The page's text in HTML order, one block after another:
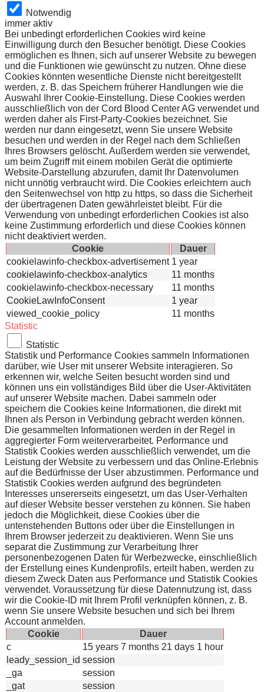
Notwendig
immer aktiv
Bei unbedingt erforderlichen Cookies wird keine
Einwilligung durch den Besucher benötigt. Diese Cookies
ermöglichen es Ihnen, sich auf unserer Website zu bewegen
und die Funktionen wie gewünscht zu nutzen. Ohne diese
Cookies könnten wesentliche Dienste nicht bereitgestellt
werden, z. B. das Speichern früherer Handlungen wie die
Auswahl Ihrer Cookie-Einstellung. Diese Cookies werden
ausschließlich von der Cord Blood Center AG verwendet und
werden daher als First-Party-Cookies bezeichnet. Sie
werden nur dann eingesetzt, wenn Sie unsere Website
besuchen und werden in der Regel nach dem Schließen
Ihres Browsers gelöscht. Außerdem werden sie verwendet,
um beim Zugriff mit einem mobilen Gerät die optimierte
Website-Darstellung abzurufen, damit Ihr Datenvolumen
nicht unnötig verbraucht wird. Die Cookies erleichtern auch
den Seitenwechsel von http zu https, so dass die Sicherheit
der übertragenen Daten gewährleistet bleibt. Für die
Verwendung von unbedingt erforderlichen Cookies ist also
keine Zustimmung erforderlich und diese Cookies können
nicht deaktiviert werden.
Cookie
Dauer
cookielawinfo-checkbox-advertisement 1 year
cookielawinfo-checkbox-analytics
11 months
cookielawinfo-checkbox-necessary
11 months
CookieLawInfoConsent
1 year
viewed_cookie_policy
11 months
Statistic
Statistic
Statistik und Performance Cookies sammeln Informationen
darüber, wie User mit unserer Website interagieren. So
erkennen wir, welche Seiten besucht worden sind und
können uns ein vollständiges Bild über die User-Aktivitäten
auf unserer Website machen. Dabei sammeln oder
speichern die Cookies keine Informationen, die direkt mit
Ihnen als Person in Verbindung gebracht werden können.
Die gesammelten Informationen werden in der Regel in
aggregierter Form weiterverarbeitet. Performance und
Statistik Cookies werden ausschließlich verwendet, um die
Leistung der Website zu verbessern und das Online-Erlebnis
auf die Bedürfnisse der User abzustimmen. Performance und
Statistik Cookies werden aufgrund des begründeten
Interesses unsererseits eingesetzt, um das User-Verhalten
auf dieser Website besser verstehen zu können. Sie haben
jedoch die Möglichkeit, diese Cookies über die
untenstehenden Buttons oder über die Einstellungen in
Ihrem Browser jederzeit zu deaktivieren. Wenn Sie uns
separat die Zustimmung zur Verarbeitung Ihrer
personenbezogenen Daten für Werbezwecke, einschließlich
der Erstellung eines Kundenprofils, erteilt haben, werden zu
diesem Zweck Daten aus Performance und Statistik Cookies
verwendet. Voraussetzung für diese Datennutzung ist, dass
wir die Cookie-ID mit Ihrem Profil verknüpfen können, z. B.
wenn Sie unsere Website besuchen und sich bei Ihrem
Account anmelden.
Cookie
Dauer
c
15 years 7 months 21 days 1 hour
leady_session_id session
_ga
session
_gat
session